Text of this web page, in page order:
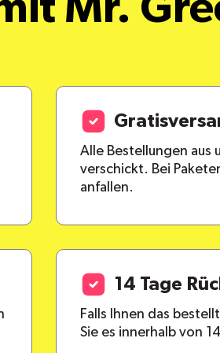
Mr.
Alle Bestellungen aus
verschickt. Bei
anfallen.
14 Tage
Falls Ihnen das
Sie es innerhalb von